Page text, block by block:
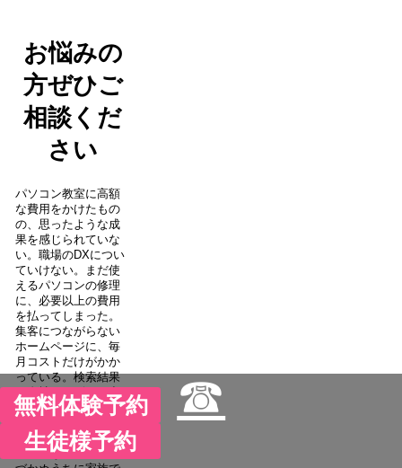
お悩みの
方ぜひご
相談くだ
さい
パソコン教室に高額
な費用をかけたもの
の、思ったような成
果を感じられていな
い。職場のDXについ
ていけない。まだ使
えるパソコンの修理
に、必要以上の費用
を払ってしまった。
集客につながらない
ホームページに、毎
月コストだけがかか
っている。検索結果
に自社サービスが出
てこない。お店の悪
ている。携帯料金を
見直さないまま、気
無料体験予約 ☎
生徒様予約